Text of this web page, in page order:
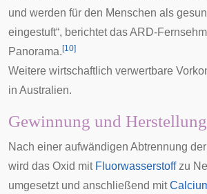
und werden für den Menschen als
eingestuft“, berichtet das ARD-
Panorama. [10]
Weitere wirtschaftlich verwertbare
in Australien.
Gewinnung und Herstellung
Nach einer aufwändigen Abtrennung
wird das Oxid mit Fluorwasserstoffzu
umgesetzt und anschließend mit